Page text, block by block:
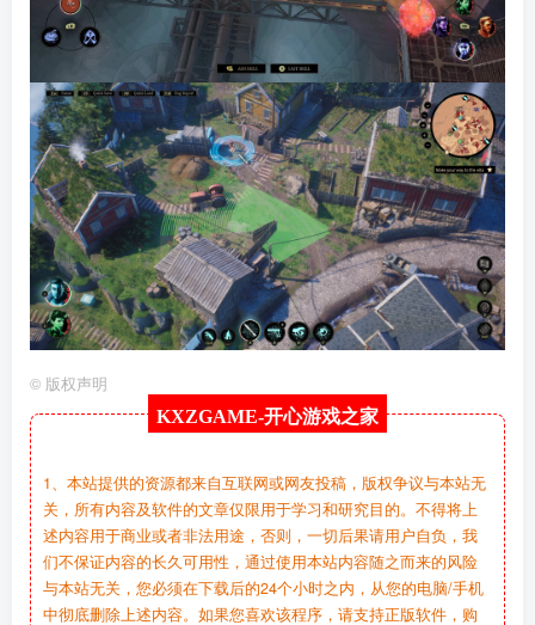
© 版权声明
KXZGAME-开心游戏之家
1、本站提供的资源都来自互联网或网友投稿，版权争议与本站无
关，所有内容及软件的文章仅限用于学习和研究目的。不得将上
述内容用于商业或者非法用途，否则，一切后果请用户自负，我
们不保证内容的长久可用性，通过使用本站内容随之而来的风险
与本站无关，您必须在下载后的24个小时之内，从您的电脑/手机
中彻底删除上述内容。如果您喜欢该程序，请支持正版软件，购